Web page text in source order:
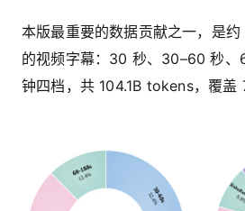
本版最重要的数据贡献之一，是
的视频字幕：30 秒、30–60 秒、
钟四档，共 104.1B tokens，覆盖